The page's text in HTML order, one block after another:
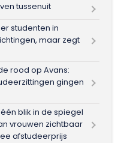
tussenuit
studenten in
maar zegt
rood op Avans:
gingen
blik in de spiegel
vrouwen zichtbaar
afstudeerprijs